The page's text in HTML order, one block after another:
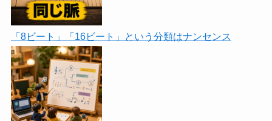
「8ビート」「16ビート」という分類はナンセンス